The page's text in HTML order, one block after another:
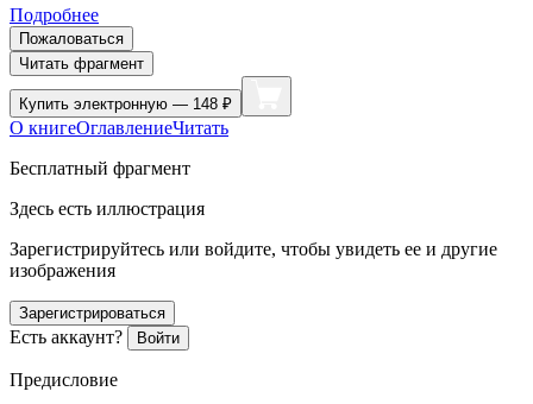
Подробнее
Пожаловаться
Читать фрагмент
Купить электронную — 148 ₽
О книгеОглавлениеЧитать
Бесплатный фрагмент
Здесь есть иллюстрация
Зарегистрируйтесь или войдите, чтобы увидеть ее и другие
изображения
Зарегистрироваться
Есть аккаунт? Войти
Предисловие